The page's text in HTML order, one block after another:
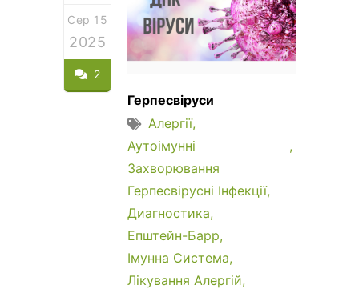
Сер 15
2025
2
Герпесвіруси
Алергії
Аутоімунні
Захворювання
Герпесвірусні Інфекції
Диагностика
Епштейн-Барр
Імунна Система
Лікування Алергій